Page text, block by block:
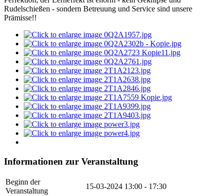
Rudelschießen - sondern Betreuung und Service sind unsere
Prämisse!!
Informationen zur Veranstaltung
Beginn der
Veranstaltung
15-03-2024 13:00 - 17:30